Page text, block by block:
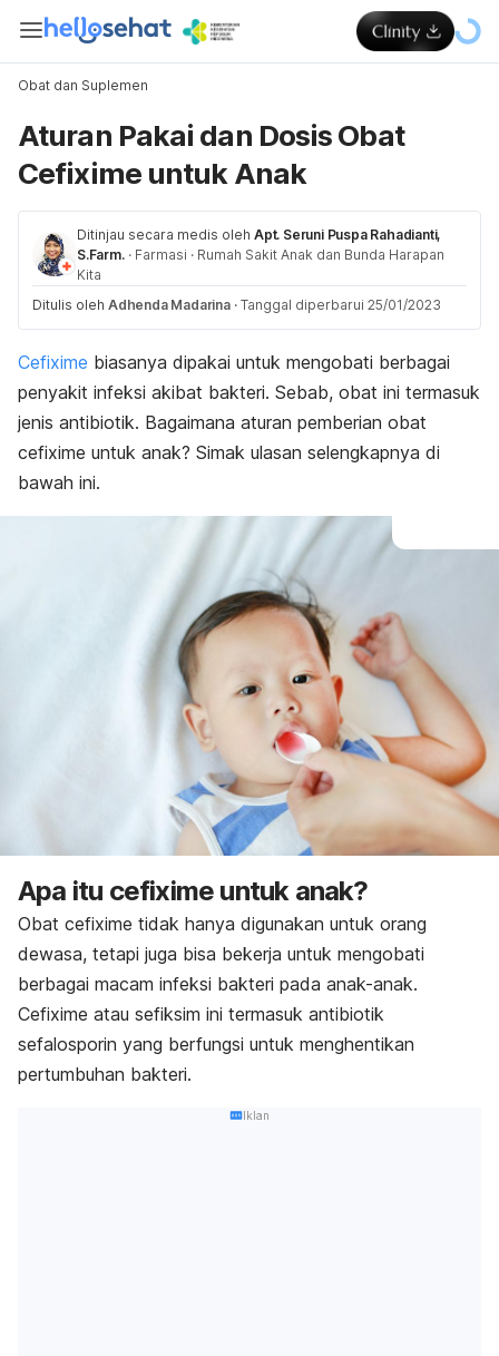
Obat dan Suplemen
Aturan Pakai dan Dosis Obat
Cefixime untuk Anak
Ditinjau secara medis oleh Apt. Seruni Puspa Rahadianti,
S.Farm. · Farmasi · Rumah Sakit Anak dan Bunda Harapan
Kita
Ditulis oleh Adhenda Madarina · Tanggal diperbarui 25/01/2023
Cefixime biasanya dipakai untuk mengobati berbagai
penyakit infeksi akibat bakteri. Sebab, obat ini termasuk
jenis antibiotik. Bagaimana aturan pemberian obat
cefixime untuk anak? Simak ulasan selengkapnya di
bawah ini.
Apa itu cefixime untuk anak?
Obat cefixime tidak hanya digunakan untuk orang
dewasa, tetapi juga bisa bekerja untuk mengobati
berbagai macam infeksi bakteri pada anak-anak.
Cefixime atau sefiksim ini termasuk antibiotik
sefalosporin yang berfungsi untuk menghentikan
pertumbuhan bakteri.
Iklan